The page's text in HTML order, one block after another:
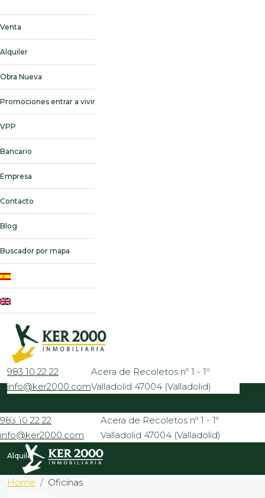
Venta
Alquiler
Obra Nueva
Promociones entrar a vivir
VPP
Bancario
Empresa
Contacto
Blog
Buscador por mapa
983 10 22 22
info@ker2000.com
Acera de Recoletos nº 1 - 1º
Valladolid 47004 (Valladolid)
Venta
Alquiler
983 10 22 22
info@ker2000.com
Acera de Recoletos nº 1 - 1º
Valladolid 47004 (Valladolid)
Home Oficinas